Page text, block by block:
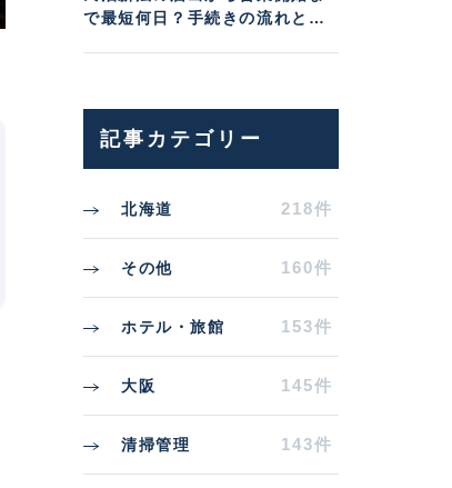
で最短何日？手続きの流れと実
記事カテゴリー
北海道 218件
その他 160件
ホテル・旅館 153件
大阪 145件
清掃管理 143件